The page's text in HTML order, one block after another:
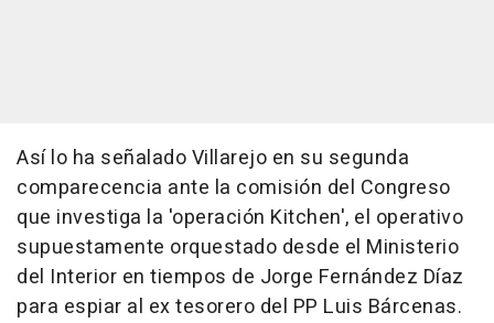
Así lo ha señalado Villarejo en su segunda
comparecencia ante la comisión del Congreso
que investiga la 'operación Kitchen', el operativo
supuestamente orquestado desde el Ministerio
del Interior en tiempos de Jorge Fernández Díaz
para espiar al ex tesorero del PP Luis Bárcenas.